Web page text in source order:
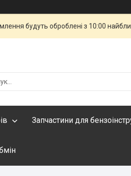
будуть оброблені з 10:00
Запчастини для